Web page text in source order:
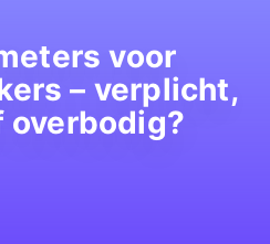
voor
– verplicht,
overbodig?